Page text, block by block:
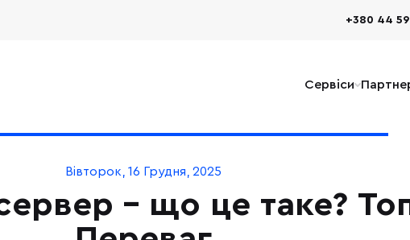
+380 44
Сервіси
Вівторок, 16 Грудня, 2025
- що це таке?